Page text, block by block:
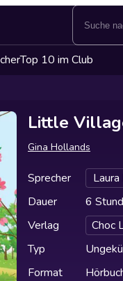
Top 10 im Club
Little
Gina Hollands
Sprecher
Laura
Dauer
6
Verlag
Choc
Typ
Format